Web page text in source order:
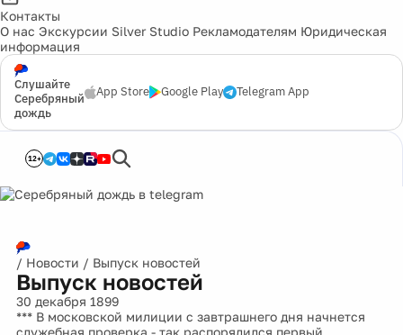
Контакты
О нас Экскурсии Silver Studio Рекламодателям Юридическая
информация
Слушайте
Серебряный
дождь
App Store Google Play Telegram App
12+
/ Новости / Выпуск новостей
Выпуск новостей
30 декабря 1899
*** В московской милиции с завтрашнего дня начнется